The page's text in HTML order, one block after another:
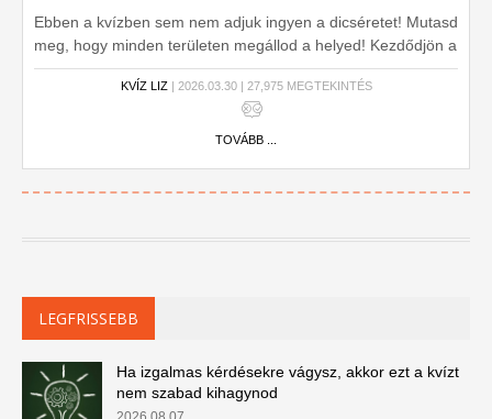
Ebben a kvízben sem nem adjuk ingyen a dicséretet! Mutasd
meg, hogy minden területen megállod a helyed! Kezdődjön a
kvíz!
KVÍZ LIZ| 2026.03.30 | 27,975 MEGTEKINTÉS
TOVÁBB ...
LEGFRISSEBB
Ha izgalmas kérdésekre vágysz, akkor ezt a kvízt
nem szabad kihagynod